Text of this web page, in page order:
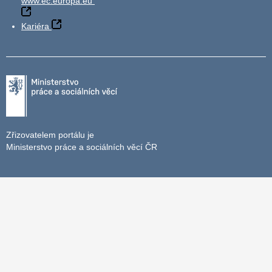
Kariéra
Zřizovatelem portálu je
Ministerstvo práce a sociálních věcí ČR